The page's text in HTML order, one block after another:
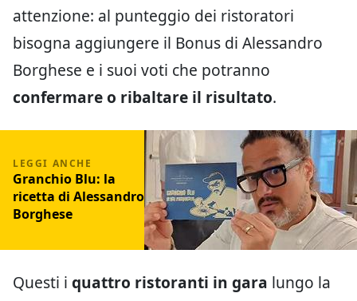
attenzione: al punteggio dei ristoratori
bisogna aggiungere il Bonus di Alessandro
Borghese e i suoi voti che potranno
confermare o ribaltare il risultato.
Granchio Blu: la
ricetta di Alessandro
Borghese
Questi i quattro ristoranti in gara lungo la